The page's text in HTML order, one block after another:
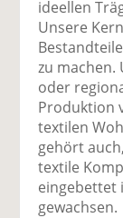
ideellen
Unsere
zu
oder
Produktion
textilen
gehört
textile
eingebettet
gewachsen.